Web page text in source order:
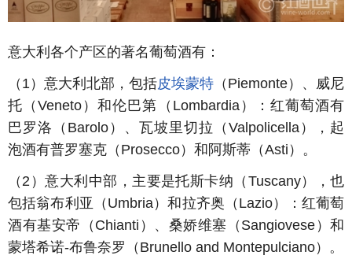
意大利各个产区的著名葡萄酒有：
（ 1）意大利北部，包括皮埃蒙特 （ Piemonte）、威尼
托（Veneto ）和伦巴第（ Lombardia）：红葡萄酒有
巴罗洛（ Barolo ）、瓦坡里切拉（ Valpolicella ），起
泡酒有普罗塞克（ Prosecco）和阿斯蒂（Asti ）。
（ 2 ）意大利中部，主要是托斯卡纳（ Tuscany），也
包括翁布利亚（ Umbria）和拉齐奥（ Lazio）：红葡萄
酒有基安帝（ Chianti ）、桑娇维塞（ Sangiovese ）和
蒙塔希诺-布鲁奈罗（ Brunello and Montepulciano）。